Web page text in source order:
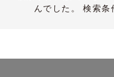
んでした。 検索条